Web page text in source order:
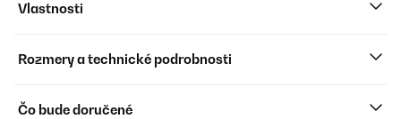
Vlastnosti
Rozmery a technické podrobnosti
Čo bude doručené